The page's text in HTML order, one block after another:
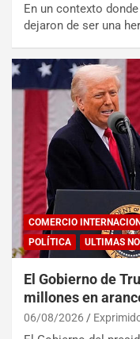
En un contexto
dejaron de ser una
COMERCIO
POLÍTICA
ULTIMAS
El Gobierno de
millones en
06/08/2026